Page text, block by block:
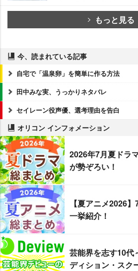
もっと見る
今、読まれている記事
自宅で「温泉卵」を簡単に作る方法
田中みな実、うっかりネタバレ
セイレーン役声優、選考理由を告白
オリコン インフォメーション
2026年7月夏ドラ
が勢ぞろい！
【夏アニメ2026
一挙紹介！
芸能界を志す10
ディション・スク